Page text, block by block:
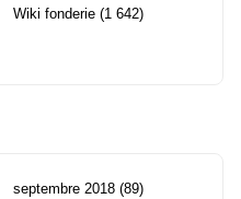
Wiki fonderie (1 642)
septembre 2018 (89)